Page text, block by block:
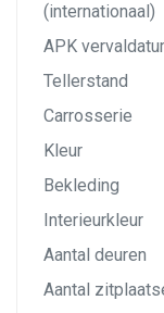
(internationaal)
APK
Tellerstand
Carrosserie
Kleur
Bekleding
Interieurkleur
Aantal deuren
Aantal